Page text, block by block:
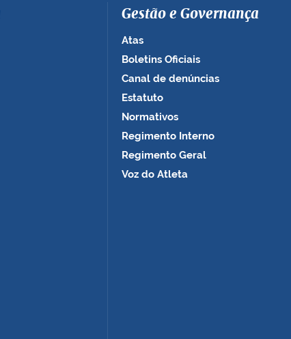
Gestão e Governança
Atas
Boletins Oficiais
Canal de denúncias
Estatuto
Normativos
Regimento Interno
Regimento Geral
Voz do Atleta